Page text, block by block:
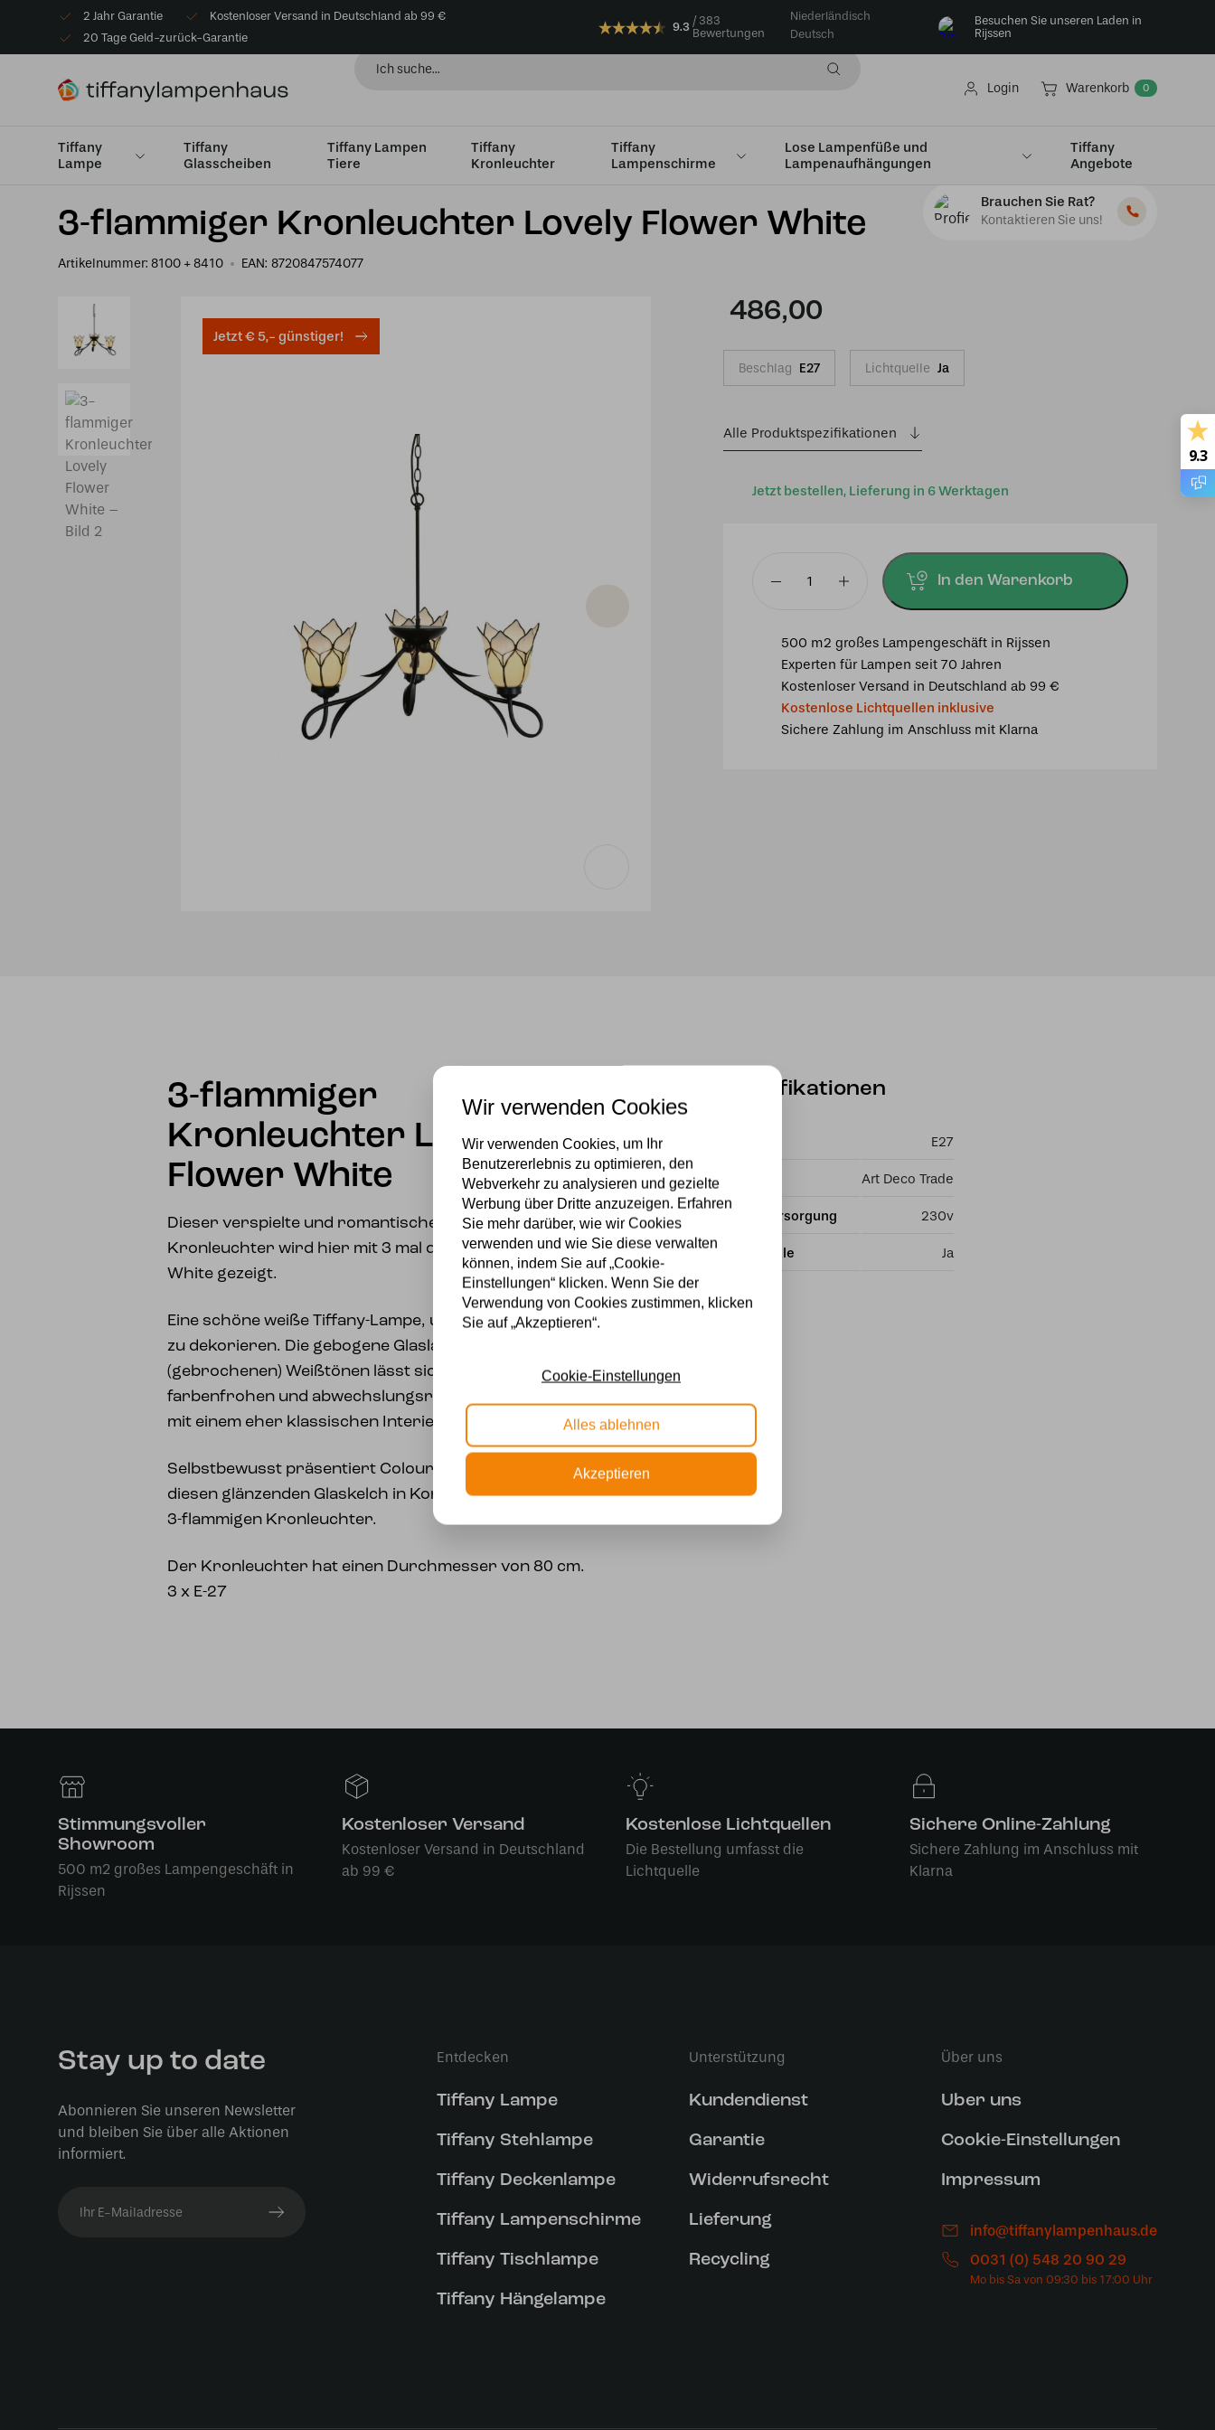
2 Jahr Garantie
Kostenloser Versand in Deutschland ab 99 €
20 Tage Geld-zurück-Garantie
9.3
383
Bewertungen
Niederländisch
Deutsch
Besuchen Sie unseren Laden in
Rijssen
Login Warenkorb 0
Tiffany
Lampe
Tiffany
Glasscheiben
Tiffany Lampen
Tiere
Tiffany
Kronleuchter
Tiffany
Lampenschirme
Lose Lampenfüße und
Lampenaufhängungen
Tiffany
Angebote
Startseite Tiffany Kronleuchter Tiffany kronleuchter 3 flammig 3-flammiger Kronleuchter Lovely Flower White
3-flammiger Kronleuchter Lovely Flower White
Artikelnummer: 8100 + 8410 EAN: 8720847574077
Brauchen Sie Rat?
Kontaktieren Sie uns!
Jetzt € 5,- günstiger!
Jetzt bestellen, Lieferung in 6 Werktagen
486,00
Beschlag E27 Lichtquelle Ja
Alle Produktspezifikationen
Flower
Menge
In den Warenkorb
500 m2 großes Lampengeschäft in Rijssen
Experten für Lampen seit 70 Jahren
Kostenloser Versand in Deutschland ab 99 €
Kostenlose Lichtquellen inklusive
Sichere Zahlung im Anschluss mit Klarna
3-flammiger
Kronleuchter Lovely
Flower White
Dieser verspielte und romantische Dreilicht-
Kronleuchter wird hier mit 3 mal der Lovely Flower
White gezeigt.
Eine schöne weiße Tiffany-Lampe, um jedes Interieur
zu dekorieren. Die gebogene Glaslampe mit
(gebrochenen) Weißtönen lässt sich sowohl mit einem
farbenfrohen und abwechslungsreichen Stil als auch
mit einem eher klassischen Interieur gut kombinieren.
Selbstbewusst präsentiert Coloured by Art© stolz
diesen glänzenden Glaskelch in Kombination mit einem
3-flammigen Kronleuchter.
Der Kronleuchter hat einen Durchmesser von 80 cm.
3 x E-27
Spezifikationen
E27
Art Deco Trade
Stromversorgung 230v
Lichtquelle Ja
Stimmungsvoller
Showroom
500 m2 großes Lampengeschäft in
Rijssen
Kostenloser Versand
Kostenloser Versand in Deutschland
ab 99 €
Kostenlose Lichtquellen
Die Bestellung umfasst die
Lichtquelle
Sichere Online-Zahlung
Sichere Zahlung im Anschluss mit
Klarna
9.3
Stay up to date
Abonnieren Sie unseren Newsletter
und bleiben Sie über alle Aktionen
informiert.
Entdecken
Tiffany Lampe
Tiffany Stehlampe
Tiffany Deckenlampe
Tiffany Lampenschirme
Tiffany Tischlampe
Tiffany Hängelampe
Unterstützung
Kundendienst
Garantie
Widerrufsrecht
Lieferung
Recycling
Über uns
Uber uns
Cookie-Einstellungen
Impressum
info@tiffanylampenhaus.de
0031 (0) 548 20 90 29
Wir verwenden Cookies
Wir verwenden Cookies, um Ihr
Benutzererlebnis zu optimieren, den
Webverkehr zu analysieren und gezielte
Werbung über Dritte anzuzeigen. Erfahren
Sie mehr darüber, wie wir Cookies
verwenden und wie Sie diese verwalten
können, indem Sie auf „Cookie-
Einstellungen“ klicken. Wenn Sie der
Verwendung von Cookies zustimmen, klicken
Sie auf „Akzeptieren“.
Cookie-Einstellungen
Alles ablehnen
Akzeptieren